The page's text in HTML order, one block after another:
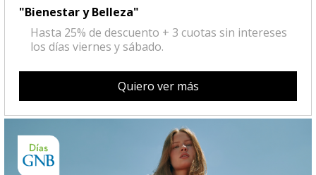
"Bienestar y Belleza"
Hasta 25% de descuento + 3 cuotas sin intereses
los días viernes y sábado.
Quiero ver más